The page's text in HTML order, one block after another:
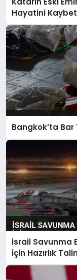
Hayatini
Bangkok’ta Bar
İsrail Savunma
İçin Hazırlık